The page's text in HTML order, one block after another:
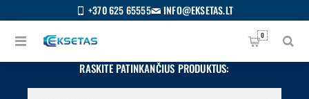
+370 625 65555 INFO@EKSETAS.LT
0
RASKITE PATINKANČIUS PRODUKTUS: